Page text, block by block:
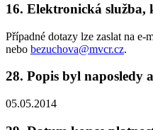
16. Elektronická služba,
Případné dotazy lze zaslat na e-
nebo bezuchova@mvcr.cz.
28. Popis byl naposledy
05.05.2014